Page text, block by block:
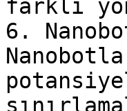
farklı
6.